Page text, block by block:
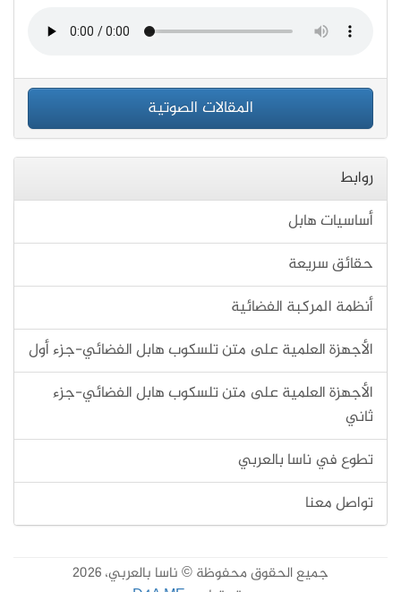
المقالات الصوتية
روابط
أساسيات هابل
حقائق سريعة
أنظمة المركبة الفضائية
الأجهزة العلمية على متن تلسكوب هابل الفضائي-جزء أول
الأجهزة العلمية على متن تلسكوب هابل الفضائي-جزء
ثاني
تطوع في ناسا بالعربي
تواصل معنا
جميع الحقوق محفوظة © ناسا بالعربي، 2026